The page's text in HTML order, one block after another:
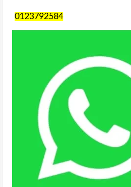
0123792584